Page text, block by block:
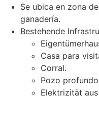
Se ubica en zona
ganadería.
Bestehende
Casa para
Corral.
Pozo
Elektrizität